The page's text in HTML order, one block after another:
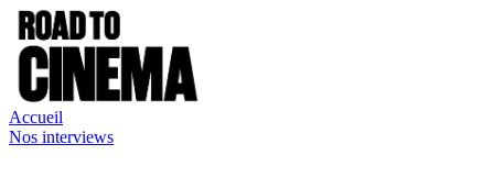
Accueil
Nos interviews